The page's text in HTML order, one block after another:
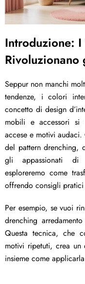
Introduzione: I
Seppur non manchi
tendenze, i colori
concetto di design
mobili e accessori si
accese e motivi
del pattern drenching,
gli appassionati di
esploreremo come
offrendo consigli
Per esempio, se vuoi
drenching
Questa tecnica, che
motivi ripetuti, crea un
insieme come